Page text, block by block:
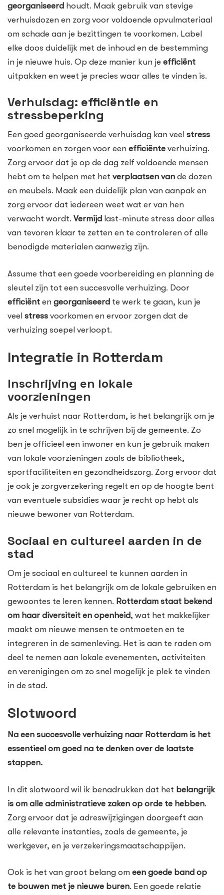
georganiseerd houdt. Maak gebruik van stevige
verhuisdozen en zorg voor voldoende opvulmateriaal
om schade aan je bezittingen te voorkomen. Label
elke doos duidelijk met de inhoud en de bestemming
in je nieuwe huis. Op deze manier kun je efficiënt
uitpakken en weet je precies waar alles te vinden is.
Verhuisdag: efficiëntie en
stressbeperking
Een goed georganiseerde verhuisdag kan veel stress
voorkomen en zorgen voor een efficiënte verhuizing.
Zorg ervoor dat je op de dag zelf voldoende mensen
hebt om te helpen met het verplaatsen van de dozen
en meubels. Maak een duidelijk plan van aanpak en
zorg ervoor dat iedereen weet wat er van hen
verwacht wordt. Vermijd last-minute stress door alles
van tevoren klaar te zetten en te controleren of alle
benodigde materialen aanwezig zijn.
Assume that een goede voorbereiding en planning de
sleutel zijn tot een succesvolle verhuizing. Door
efficiënt en georganiseerd te werk te gaan, kun je
veel stress voorkomen en ervoor zorgen dat de
verhuizing soepel verloopt.
Integratie in Rotterdam
Inschrijving en lokale
voorzieningen
Als je verhuist naar Rotterdam, is het belangrijk om je
zo snel mogelijk in te schrijven bij de gemeente. Zo
ben je officieel een inwoner en kun je gebruik maken
van lokale voorzieningen zoals de bibliotheek,
sportfaciliteiten en gezondheidszorg. Zorg ervoor dat
je ook je zorgverzekering regelt en op de hoogte bent
van eventuele subsidies waar je recht op hebt als
nieuwe bewoner van Rotterdam.
Sociaal en cultureel aarden in de
stad
Om je sociaal en cultureel te kunnen aarden in
Rotterdam is het belangrijk om de lokale gebruiken en
gewoontes te leren kennen. Rotterdam staat bekend
om haar diversiteit en openheid, wat het makkelijker
maakt om nieuwe mensen te ontmoeten en te
integreren in de samenleving. Het is aan te raden om
deel te nemen aan lokale evenementen, activiteiten
en verenigingen om zo snel mogelijk je plek te vinden
in de stad.
Slotwoord
Na een succesvolle verhuizing naar Rotterdam is het
essentieel om goed na te denken over de laatste
stappen.
In dit slotwoord wil ik benadrukken dat het belangrijk
is om alle administratieve zaken op orde te hebben.
Zorg ervoor dat je adreswijzigingen doorgeeft aan
alle relevante instanties, zoals de gemeente, je
werkgever, en je verzekeringsmaatschappijen.
Ook is het van groot belang om een goede band op
te bouwen met je nieuwe buren. Een goede relatie